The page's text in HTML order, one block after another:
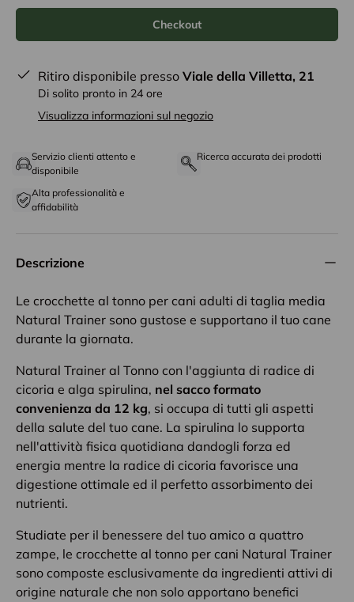
Checkout
Ritiro disponibile presso Viale della Villetta, 21
Di solito pronto in 24 ore
Visualizza informazioni sul negozio
Servizio clienti attento e
disponibile
Ricerca accurata dei prodotti
Alta professionalità e
affidabilità
Descrizione
Le crocchette al tonno per cani adulti di taglia media
Natural Trainer sono gustose e supportano il tuo cane
durante la giornata.
Natural Trainer al Tonno con l'aggiunta di radice di
cicoria e alga spirulina, nel sacco formato
convenienza da 12 kg, si occupa di tutti gli aspetti
della salute del tuo cane. La spirulina lo supporta
nell'attività fisica quotidiana dandogli forza ed
energia mentre la radice di cicoria favorisce una
digestione ottimale ed il perfetto assorbimento dei
nutrienti.
Studiate per il benessere del tuo amico a quattro
zampe, le crocchette al tonno per cani Natural Trainer
sono composte esclusivamente da ingredienti attivi di
origine naturale che non solo apportano benefici